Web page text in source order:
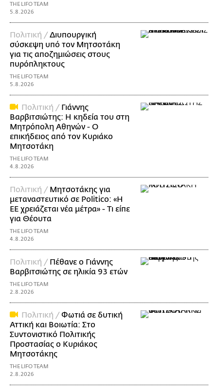
THE LIFO TEAM
5.8.2026
Πολιτική /Διυπουργική
σύσκεψη υπό τον Μητσοτάκη
για τις αποζημιώσεις στους
πυρόπληκτους
THE LIFO TEAM
5.8.2026
Πολιτική / Γιάννης
Βαρβιτσιώτης: Η κηδεία του στη
Μητρόπολη Αθηνών - Ο
επικήδειος από τον Κυριάκο
Μητσοτάκη
THE LIFO TEAM
4.8.2026
Πολιτική / Μητσοτάκης για
μεταναστευτικό σε Politico: «Η
ΕΕ χρειάζεται νέα μέτρα» - Τι είπε
για Θέουτα
THE LIFO TEAM
4.8.2026
Πολιτική / Πέθανε ο Γιάννης
Βαρβιτσιώτης σε ηλικία 93 ετών
THE LIFO TEAM
2.8.2026
Πολιτική /Φωτιά σε δυτική
Αττική και Βοιωτία: Στο
Συντονιστικό Πολιτικής
Προστασίας ο Κυριάκος
Μητσοτάκης
THE LIFO TEAM
2.8.2026